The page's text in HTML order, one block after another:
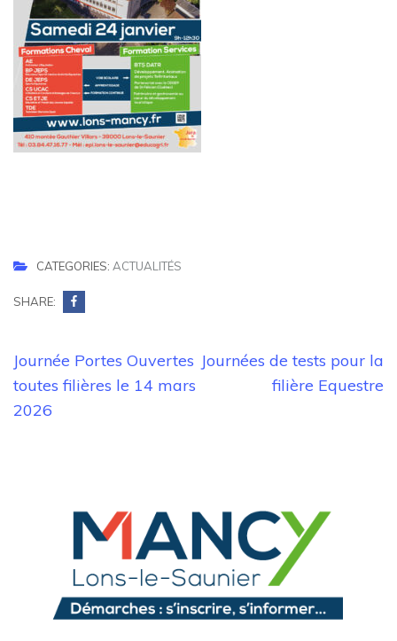
CATEGORIES: ACTUALITÉS
SHARE:
Navigation
de
l’article
Journée Portes Ouvertes
toutes filières le 14 mars
2026
Journées de tests pour la
filière Equestre